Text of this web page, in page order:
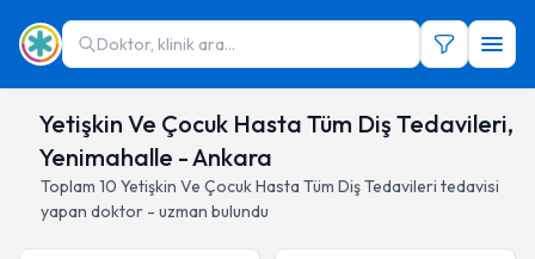
Doktor, klinik ara...
Yetişkin Ve Çocuk Hasta Tüm Diş Tedavileri,
Yenimahalle - Ankara
Toplam 10 Yetişkin Ve Çocuk Hasta Tüm Diş Tedavileri tedavisi
yapan doktor - uzman bulundu